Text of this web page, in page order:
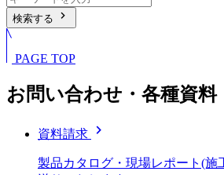
検索する chevron_right
PAGE TOP
お問い合わせ・各種資料
資料請求 chevron_right
製品カタログ・現場レポート(施